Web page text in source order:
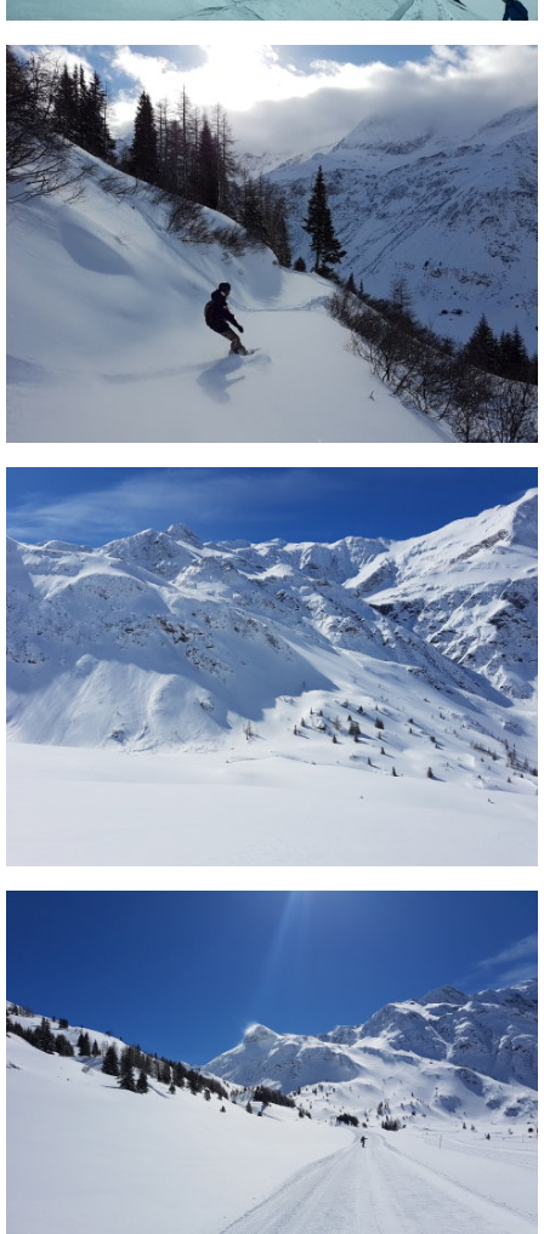
Termékajánló
Történelem
Túrasí
Utasbiztosítás
Utazási tippek